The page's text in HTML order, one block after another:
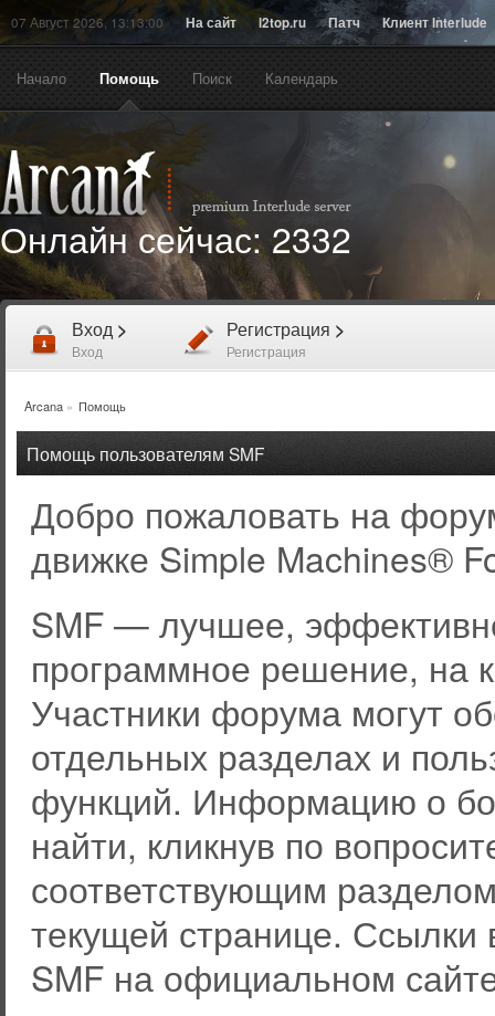
07 Август 2026, 13:13:00 На сайт l2top.ru Патч Клиент Interlude
Начало Помощь Поиск Календарь
Онлайн сейчас:2332
Вход >
Вход
Регистрация >
Регистрация
Arcana» Помощь
Помощь пользователям SMF
Добро пожаловать на
движке Simple Machines®
SMF — лучшее,
программное решение, на
Участники форума могут
отдельных разделах и
функций. Информацию о
найти, кликнув по
соответствующим
текущей странице. Ссылки
SMF на официальном